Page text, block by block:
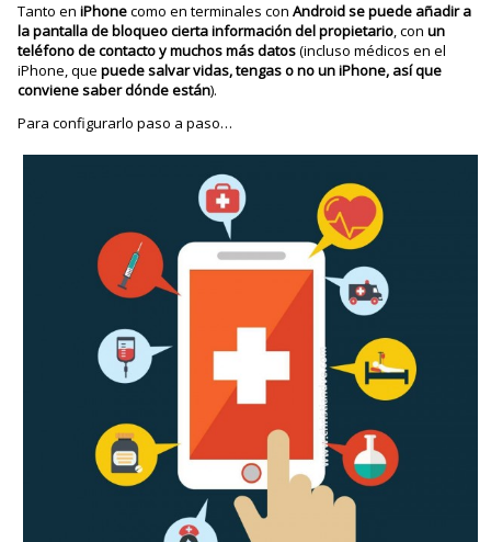
Tanto eniPhonecomo en terminales conAndroidse puede añadir a
la pantalla de bloqueo cierta información del propietario, conun
teléfono de contacto y muchos más datos(incluso médicos en el
iPhone, quepuede salvar vidas, tengas o no un iPhone, así que
conviene saber dónde están).
Para configurarlo paso a paso…